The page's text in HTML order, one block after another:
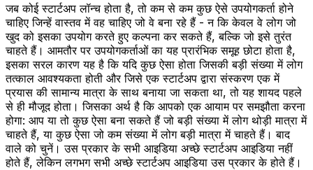
जब कोई स्टार्टअप लॉन्च होता है, तो कम से कम कुछ ऐसे उपयोगकर्ता होने
चाहिए जिन्हें वास्तव में वह चाहिए जो वे बना रहे हैं - न कि केवल वे लोग जो
खुद को इसका उपयोग करते हुए कल्पना कर सकते हैं, बल्कि जो इसे तुरंत
चाहते हैं। आमतौर पर उपयोगकर्ताओं का यह प्रारंभिक समूह छोटा होता है,
इसका सरल कारण यह है कि यदि कुछ ऐसा होता जिसकी बड़ी संख्या में लोग
तत्काल आवश्यकता होती और जिसे एक स्टार्टअप द्वारा संस्करण एक में
प्रयास की सामान्य मात्रा के साथ बनाया जा सकता था, तो यह शायद पहले
से ही मौजूद होता। जिसका अर्थ है कि आपको एक आयाम पर समझौता करना
होगा: आप या तो कुछ ऐसा बना सकते हैं जो बड़ी संख्या में लोग थोड़ी मात्रा में
चाहते हैं, या कुछ ऐसा जो कम संख्या में लोग बड़ी मात्रा में चाहते हैं। बाद
वाले को चुनें। उस प्रकार के सभी आइडिया अच्छे स्टार्टअप आइडिया नहीं
होते हैं, लेकिन लगभग सभी अच्छे स्टार्टअप आइडिया उस प्रकार के होते हैं।